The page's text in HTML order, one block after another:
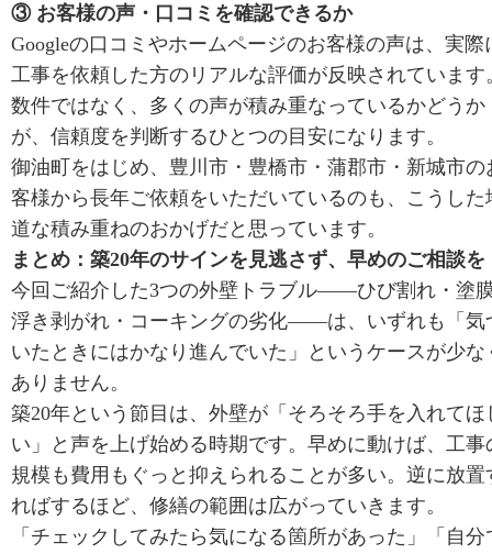
③ お客様の声・口コミを確認できるか
Googleの口コミやホームページのお客様の声は、実際
工事を依頼した方のリアルな評価が反映されています
数件ではなく、多くの声が積み重なっているかどうか
が、信頼度を判断するひとつの目安になります。
御油町をはじめ、豊川市・豊橋市・蒲郡市・新城市の
客様から長年ご依頼をいただいているのも、こうした
道な積み重ねのおかげだと思っています。
まとめ：築20年のサインを見逃さず、早めのご相談を
今回ご紹介した3つの外壁トラブル——ひび割れ・塗
浮き剥がれ・コーキングの劣化——は、いずれも「気
いたときにはかなり進んでいた」というケースが少な
ありません。
築20年という節目は、外壁が「そろそろ手を入れてほ
い」と声を上げ始める時期です。早めに動けば、工事
規模も費用もぐっと抑えられることが多い。逆に放置
ればするほど、修繕の範囲は広がっていきます。
「チェックしてみたら気になる箇所があった」「自分